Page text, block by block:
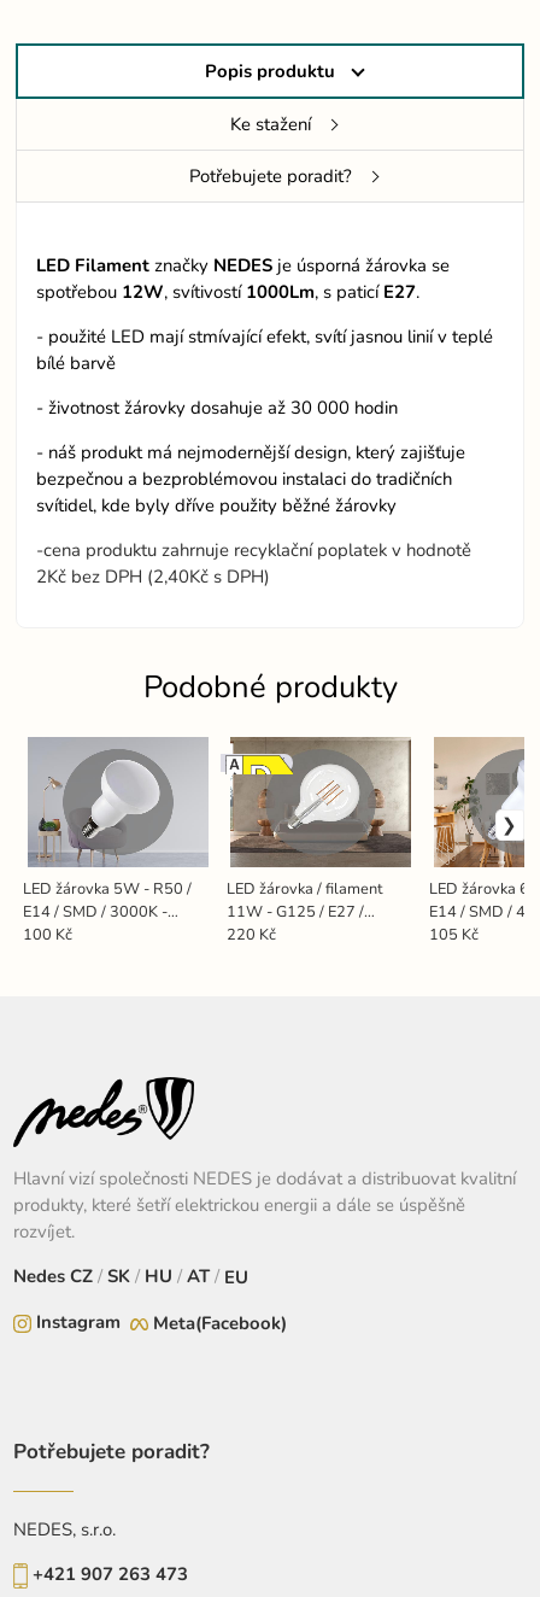
Popis produktu
Ke stažení
Potřebujete poradit?
LED Filament značky NEDES je úsporná žárovka se
spotřebou 12W, svítivostí 1000Lm, s paticí E27.
- použité LED mají stmívající efekt, svítí jasnou linií v teplé
bílé barvě
- životnost žárovky dosahuje až 30 000 hodin
- náš produkt má nejmodernější design, který zajišťuje
bezpečnou a bezproblémovou instalaci do tradičních
svítidel, kde byly dříve použity běžné žárovky
-cena produktu zahrnuje recyklační poplatek v hodnotě
2Kč bez DPH (2,40Kč s DPH)
Podobné produkty
LED žárovka 5W - R50 /
E14 / SMD / 3000K -
ZLS213
100 Kč
LED žárovka / filament
11W - G125 / E27 /
3000K - ZLF913D
Stmívatelná
220 Kč
LED žárovka
E14 / SMD /
ZLS225
105 Kč
Hlavní vizí společnosti NEDES je dodávat a distribuovat kvalitní
produkty, které šetří elektrickou energii a dále se úspěšně
rozvíjet.
NedesCZ/SK/HU /AT/ EU
Instagram
Meta(Facebook)
Potřebujete poradit?
NEDES, s.r.o.
+421 907 263 473